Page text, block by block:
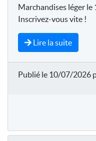
Marchandises léger
Inscrivez-vous vite !
Lire la suite
Publié le 10/07/2026